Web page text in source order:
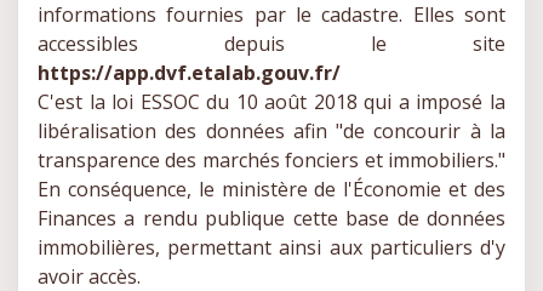
informations fournies par le cadastre. Elles sont
accessibles depuis le site
https://app.dvf.etalab.gouv.fr/
C'est la loi ESSOC du 10 août 2018 qui a imposé la
libéralisation des données afin "de concourir à la
transparence des marchés fonciers et immobiliers."
En conséquence, le ministère de l'Économie et des
Finances a rendu publique cette base de données
immobilières, permettant ainsi aux particuliers d'y
avoir accès.